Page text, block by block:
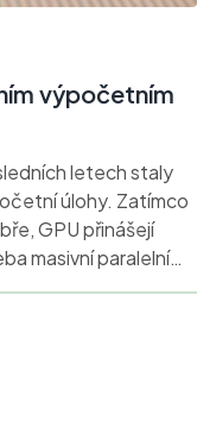
výpočetním
letech staly
úlohy. Zatímco
GPU přinášejí
masivní paralelní
v oblasti
a zpracování